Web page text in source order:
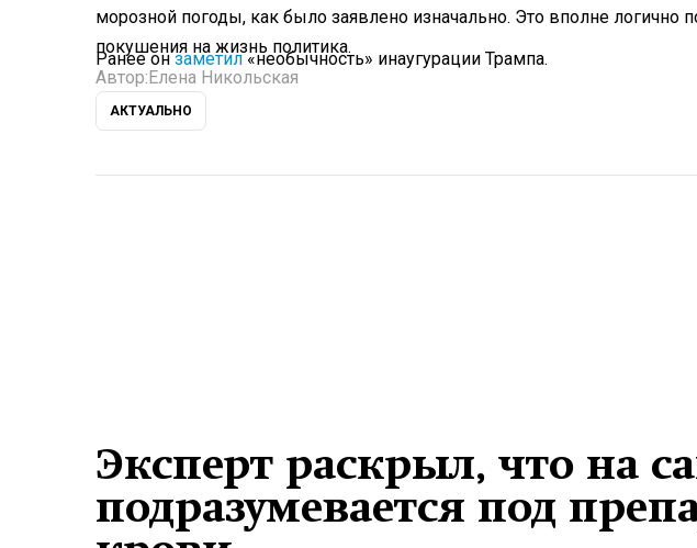
морозной погоды, как было заявлено изначально. Это вполне логично
покушения на жизнь политика.
Ранее онзаметил«необычность» инаугурации Трампа.
Автор:Елена Никольская
АКТУАЛЬНО
Эксперт раскрыл, что на
подразумевается под